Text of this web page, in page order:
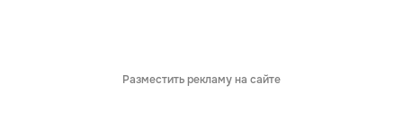
Разместить рекламу на сайте